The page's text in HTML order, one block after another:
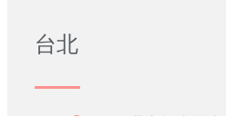
台北